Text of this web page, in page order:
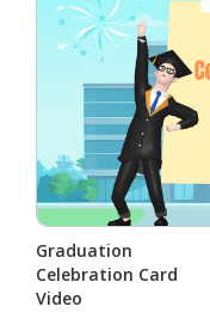
Graduation
Celebration Card
Video